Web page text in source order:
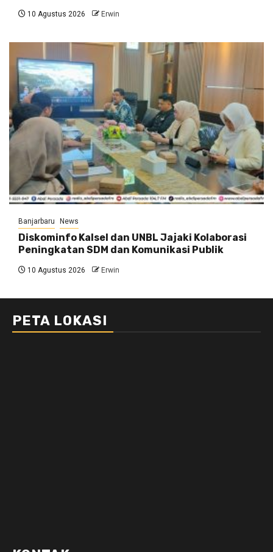
10 Agustus 2026 Erwin
Banjarbaru News
Diskominfo Kalsel dan UNBL Jajaki Kolaborasi
Peningkatan SDM dan Komunikasi Publik
10 Agustus 2026 Erwin
PETA LOKASI